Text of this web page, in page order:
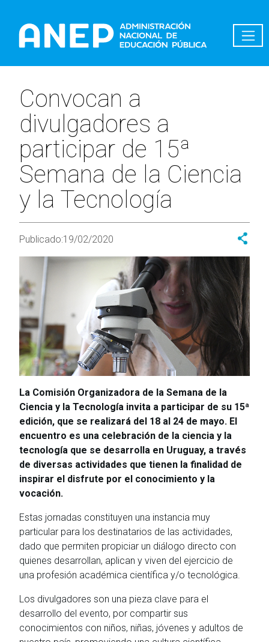
Convocan a
divulgadores a
participar de 15ª
Semana de la Ciencia
y la Tecnología
Publicado:19/02/2020
La Comisión Organizadora de la Semana de la
Ciencia y la Tecnología invita a participar de su 15ª
edición, que se realizará del 18 al 24 de mayo. El
encuentro es una celebración de la ciencia y la
tecnología que se desarrolla en Uruguay, a través
de diversas actividades que tienen la finalidad de
inspirar el disfrute por el conocimiento y la
vocación.
Estas jornadas constituyen una instancia muy
particular para los destinatarios de las actividades,
dado que permiten propiciar un diálogo directo con
quienes desarrollan, aplican y viven del ejercicio de
una profesión académica científica y/o tecnológica.
Los divulgadores son una pieza clave para el
desarrollo del evento, por compartir sus
conocimientos con niños, niñas, jóvenes y adultos de